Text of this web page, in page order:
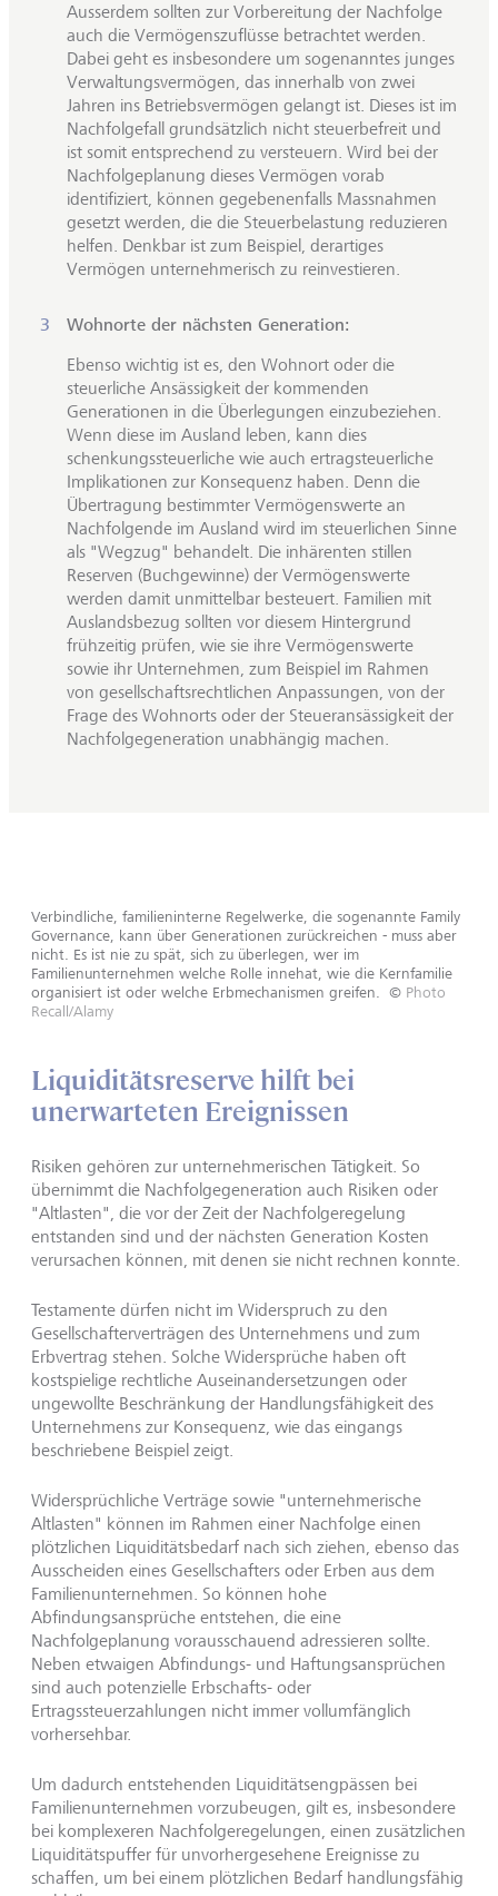
Ausserdem sollten zur Vorbereitung der Nachfolge
auch die Vermögenszuflüsse betrachtet werden.
Dabei geht es insbesondere um sogenanntes junges
Verwaltungsvermögen, das innerhalb von zwei
Jahren ins Betriebsvermögen gelangt ist. Dieses ist im
Nachfolgefall grundsätzlich nicht steuerbefreit und
ist somit entsprechend zu versteuern. Wird bei der
Nachfolgeplanung dieses Vermögen vorab
identifiziert, können gegebenenfalls Massnahmen
gesetzt werden, die die Steuerbelastung reduzieren
helfen. Denkbar ist zum Beispiel, derartiges
Vermögen unternehmerisch zu reinvestieren.
Wohnorte der nächsten Generation:
Ebenso wichtig ist es, den Wohnort oder die
steuerliche Ansässigkeit der kommenden
Generationen in die Überlegungen einzubeziehen.
Wenn diese im Ausland leben, kann dies
schenkungssteuerliche wie auch ertragsteuerliche
Implikationen zur Konsequenz haben. Denn die
Übertragung bestimmter Vermögenswerte an
Nachfolgende im Ausland wird im steuerlichen Sinne
als "Wegzug" behandelt. Die inhärenten stillen
Reserven (Buchgewinne) der Vermögenswerte
werden damit unmittelbar besteuert. Familien mit
Auslandsbezug sollten vor diesem Hintergrund
frühzeitig prüfen, wie sie ihre Vermögenswerte
sowie ihr Unternehmen, zum Beispiel im Rahmen
von gesellschaftsrechtlichen Anpassungen, von der
Frage des Wohnorts oder der Steueransässigkeit der
Nachfolgegeneration unabhängig machen.
Verbindliche, familieninterne Regelwerke, die sogenannte Family
Governance, kann über Generationen zurückreichen - muss aber
nicht. Es ist nie zu spät, sich zu überlegen, wer im
Familienunternehmen welche Rolle innehat, wie die Kernfamilie
organisiert ist oder welche Erbmechanismen greifen. © Photo
Recall/Alamy
Liquiditätsreserve hilft bei
unerwarteten Ereignissen
Risiken gehören zur unternehmerischen Tätigkeit. So
übernimmt die Nachfolgegeneration auch Risiken oder
"Altlasten", die vor der Zeit der Nachfolgeregelung
entstanden sind und der nächsten Generation Kosten
verursachen können, mit denen sie nicht rechnen konnte.
Testamente dürfen nicht im Widerspruch zu den
Gesellschafterverträgen des Unternehmens und zum
Erbvertrag stehen. Solche Widersprüche haben oft
kostspielige rechtliche Auseinandersetzungen oder
ungewollte Beschränkung der Handlungsfähigkeit des
Unternehmens zur Konsequenz, wie das eingangs
beschriebene Beispiel zeigt.
Widersprüchliche Verträge sowie "unternehmerische
Altlasten" können im Rahmen einer Nachfolge einen
plötzlichen Liquiditätsbedarf nach sich ziehen, ebenso das
Ausscheiden eines Gesellschafters oder Erben aus dem
Familienunternehmen. So können hohe
Abfindungsansprüche entstehen, die eine
Nachfolgeplanung vorausschauend adressieren sollte.
Neben etwaigen Abfindungs- und Haftungsansprüchen
sind auch potenzielle Erbschafts- oder
Ertragssteuerzahlungen nicht immer vollumfänglich
vorhersehbar.
Um dadurch entstehenden Liquiditätsengpässen bei
Familienunternehmen vorzubeugen, gilt es, insbesondere
bei komplexeren Nachfolgeregelungen, einen zusätzlichen
Liquiditätspuffer für unvorhergesehene Ereignisse zu
schaffen, um bei einem plötzlichen Bedarf handlungsfähig